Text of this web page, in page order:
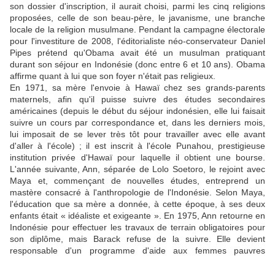
son dossier d'inscription, il aurait choisi, parmi les cinq religions
proposées, celle de son beau-père, le javanisme, une branche
locale de la religion musulmane. Pendant la campagne électorale
pour l'investiture de 2008, l'éditorialiste néo-conservateur Daniel
Pipes prétend qu'Obama avait été un musulman pratiquant
durant son séjour en Indonésie (donc entre 6 et 10 ans). Obama
affirme quant à lui que son foyer n'était pas religieux.
En 1971, sa mère l'envoie à Hawaï chez ses grands-parents
maternels, afin qu'il puisse suivre des études secondaires
américaines (depuis le début du séjour indonésien, elle lui faisait
suivre un cours par correspondance et, dans les derniers mois,
lui imposait de se lever très tôt pour travailler avec elle avant
d'aller à l'école) ; il est inscrit à l'école Punahou, prestigieuse
institution privée d'Hawaï pour laquelle il obtient une bourse.
L'année suivante, Ann, séparée de Lolo Soetoro, le rejoint avec
Maya et, commençant de nouvelles études, entreprend un
mastère consacré à l'anthropologie de l'Indonésie. Selon Maya,
l'éducation que sa mère a donnée, à cette époque, à ses deux
enfants était « idéaliste et exigeante ». En 1975, Ann retourne en
Indonésie pour effectuer les travaux de terrain obligatoires pour
son diplôme, mais Barack refuse de la suivre. Elle devient
responsable d'un programme d'aide aux femmes pauvres